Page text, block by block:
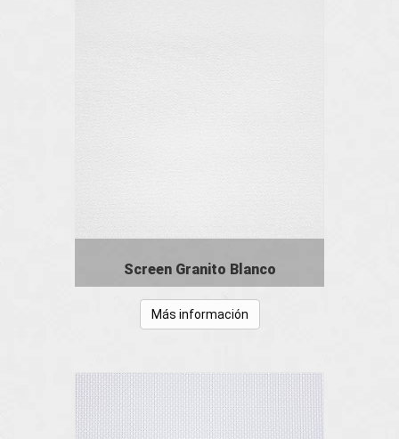
Screen Granito Blanco
Más información